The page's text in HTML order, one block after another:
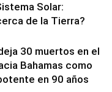
Solar:
de la Tierra?
30 muertos en el
Bahamas como
en 90 años